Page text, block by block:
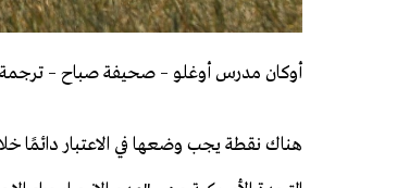
أوكان مدرس أوغلو – صحيفة صباح –
هناك نقطة يجب وضعها في الاعتبار دائمًا